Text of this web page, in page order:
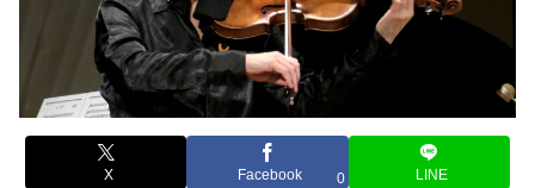
X Facebook 0 LINE